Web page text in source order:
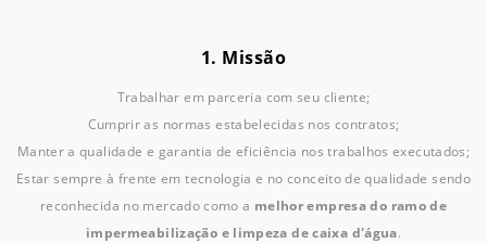
1. Missão
Trabalhar em parceria com seu cliente;
Cumprir as normas estabelecidas nos contratos;
Manter a qualidade e garantia de eficiência nos trabalhos executados;
Estar sempre à frente em tecnologia e no conceito de qualidade sendo
reconhecida no mercado como a melhor empresa do ramo de
impermeabilização e limpeza de caixa d'água.